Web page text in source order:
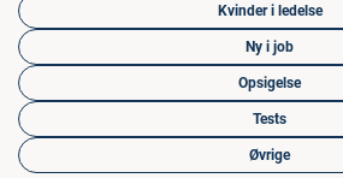
Kvinder i ledelse
Ny i job
Opsigelse
Tests
Øvrige